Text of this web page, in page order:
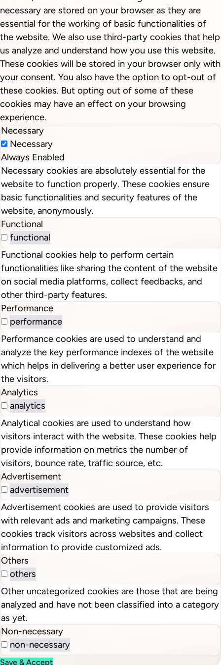
necessary are stored on your browser as they are
essential for the working of basic functionalities of
the website. We also use third-party cookies that help
us analyze and understand how you use this website.
These cookies will be stored in your browser only with
your consent. You also have the option to opt-out of
these cookies. But opting out of some of these
cookies may have an effect on your browsing
experience.
Necessary
Necessary
Always Enabled
Necessary cookies are absolutely essential for the
website to function properly. These cookies ensure
basic functionalities and security features of the
website, anonymously.
Functional
functional
Functional cookies help to perform certain
functionalities like sharing the content of the website
on social media platforms, collect feedbacks, and
other third-party features.
Performance
performance
Performance cookies are used to understand and
analyze the key performance indexes of the website
which helps in delivering a better user experience for
the visitors.
Analytics
analytics
Analytical cookies are used to understand how
visitors interact with the website. These cookies help
provide information on metrics the number of
visitors, bounce rate, traffic source, etc.
Advertisement
advertisement
Advertisement cookies are used to provide visitors
with relevant ads and marketing campaigns. These
cookies track visitors across websites and collect
information to provide customized ads.
Others
others
Other uncategorized cookies are those that are being
analyzed and have not been classified into a category
as yet.
Non-necessary
non-necessary
Save & Accept